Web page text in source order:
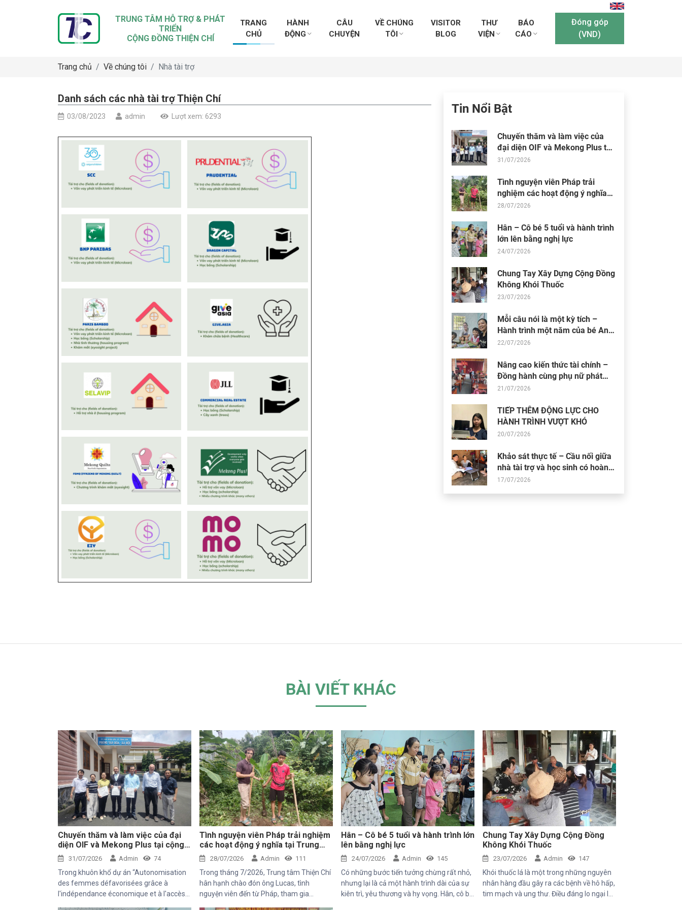
TRUNG TÂM HỖ TRỢ & PHÁT
TRIỂN
CỘNG ĐỒNG THIỆN CHÍ
TRANG
CHỦ
HÀNH
ĐỘNG
CÂU
CHUYỆN
VỀ CHÚNG
TÔI
VISITOR
BLOG
THƯ
VIỆN
BÁO
CÁO
Đóng góp
(VND)
Trang chủ Về chúng tôi Nhà tài trợ
Danh sách các nhà tài trợ Thiện Chí
03/08/2023 admin Lượt xem: 6293
Tin Nổi Bật
Chuyến thăm và làm việc của
đại diện OIF và Mekong Plus tại
cộng đồng dự án
31/07/2026
Tình nguyện viên Pháp trải
nghiệm các hoạt động ý nghĩa
tại Trung tâm Thiện Chí
28/07/2026
Hân – Cô bé 5 tuổi và hành trình
lớn lên bằng nghị lực
24/07/2026
Chung Tay Xây Dựng Cộng Đồng
Không Khói Thuốc
23/07/2026
Mỗi câu nói là một kỳ tích –
Hành trình một năm của bé An
Nhiên (Bối)
22/07/2026
Nâng cao kiến thức tài chính –
Đồng hành cùng phụ nữ phát
triển sinh kế bền vững
21/07/2026
TIẾP THÊM ĐỘNG LỰC CHO
HÀNH TRÌNH VƯỢT KHÓ
20/07/2026
Khảo sát thực tế – Cầu nối giữa
nhà tài trợ và học sinh có hoàn
cảnh khó khăn
17/07/2026
BÀI VIẾT KHÁC
Chuyến thăm và làm việc của đại
diện OIF và Mekong Plus tại cộng
đồng dự án
31/07/2026 Admin 74
Trong khuôn khổ dự án “Autonomisation
des femmes défavorisées grâce à
l'indépendance économique et à l'accès
Tình nguyện viên Pháp trải nghiệm
các hoạt động ý nghĩa tại Trung
tâm Thiện Chí
28/07/2026 Admin 111
Trong tháng 7/2026, Trung tâm Thiện Chí
hân hạnh chào đón ông Lucas, tình
nguyện viên đến từ Pháp, tham gia
Hân – Cô bé 5 tuổi và hành trình lớn
lên bằng nghị lực
24/07/2026 Admin 145
Có những bước tiến tưởng chừng rất nhỏ,
nhưng lại là cả một hành trình dài của sự
kiên trì, yêu thương và hy vọng. Hân, cô bé
Chung Tay Xây Dựng Cộng Đồng
Không Khói Thuốc
23/07/2026 Admin 147
Khói thuốc lá là một trong những nguyên
nhân hàng đầu gây ra các bệnh về hô hấp,
tim mạch và ung thư. Điều đáng lo ngại là